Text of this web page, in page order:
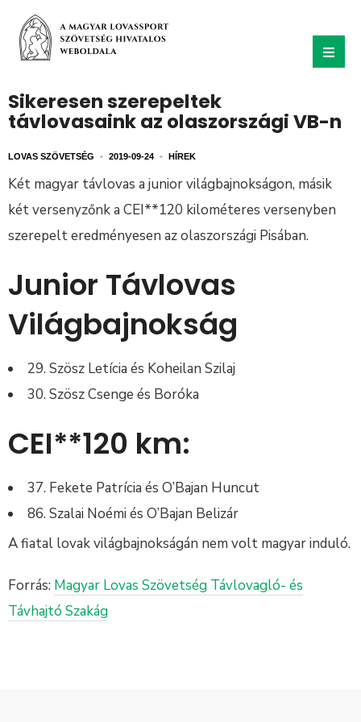
Sikeresen szerepeltek
távlovasaink az olaszországi VB-n
LOVAS SZÖVETSÉG • 2019-09-24 • HÍREK
Két magyar távlovas a junior világbajnokságon, másik
két versenyzőnk a CEI**120 kilométeres versenyben
szerepelt eredményesen az olaszországi Pisában.
Junior Távlovas
Világbajnokság
29. Szösz Letícia és Koheilan Szilaj
30. Szösz Csenge és Boróka
CEI**120 km:
37. Fekete Patrícia és O’Bajan Huncut
86. Szalai Noémi és O’Bajan Belizár
A fiatal lovak világbajnokságán nem volt magyar induló.
Forrás: Magyar Lovas Szövetség Távlovagló- és
Távhajtó Szakág